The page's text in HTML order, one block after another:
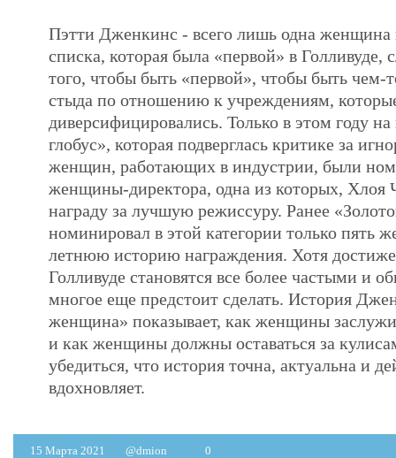
Пэтти Дженкинс - всего лишь одна женщина
списка, которая была «первой» в Голливуде,
того, чтобы быть «первой», чтобы быть чем-
стыда по отношению к учреждениям,
диверсифицировались. Только в этом году
глобус», которая подверглась критике за
женщин, работающих в индустрии, были
женщины-директора, одна из которых, Хлоя
награду за лучшую режиссуру. Ранее
номинировал в этой категории только пять
летнюю историю награждения. Хотя
Голливуде становятся все более частыми и
многое еще предстоит сделать. История
женщина» показывает, как женщины
и как женщины должны оставаться за
убедиться, что история точна, актуальна и
вдохновляет.
15 Марта 2021 @dmion 0